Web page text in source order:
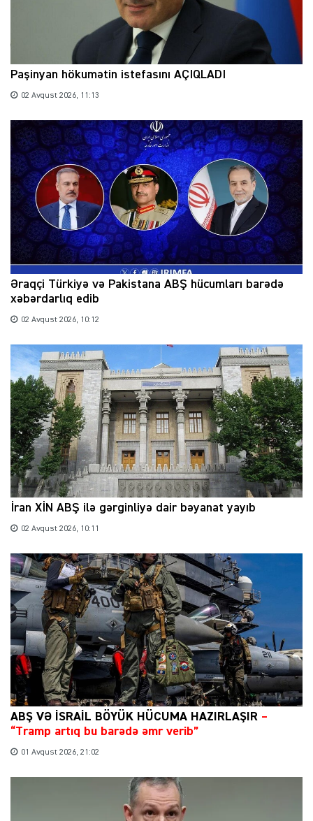
Paşinyan hökumətin istefasını AÇIQLADI
02 Avqust 2026, 11:13
Əraqçi Türkiyə və Pakistana ABŞ hücumları barədə
xəbərdarlıq edib
02 Avqust 2026, 10:12
İran XİN ABŞ ilə gərginliyə dair bəyanat yayıb
02 Avqust 2026, 10:11
ABŞ VƏ İSRAİL BÖYÜK HÜCUMA HAZIRLAŞIR –
“Tramp artıq bu barədə əmr verib”
01 Avqust 2026, 21:02